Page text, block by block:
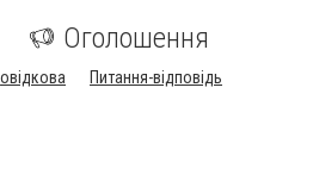
Оголошення
Питання-відповідь